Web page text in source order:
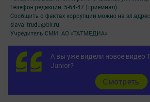
А вы уже видели новое видео
Junior?
Cмотреть
Телефон редакции: 5-64-47 (приемная)
Сообщить о фактах коррупции можно на
slava_trudu@bk.ru
Учредитель СМИ: АО «ТАТМЕДИА»
Антикоррупционная политика
АО «ТАТМЕДИА» использует «cookie»для
удобства пользователей сайтом.
Использование «cookie» можно отменить в
Политика конфиденциальности